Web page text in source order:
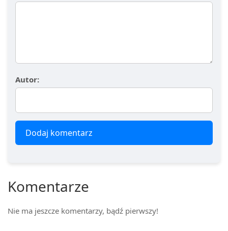
Autor:
Dodaj komentarz
Komentarze
Nie ma jeszcze komentarzy, bądź pierwszy!